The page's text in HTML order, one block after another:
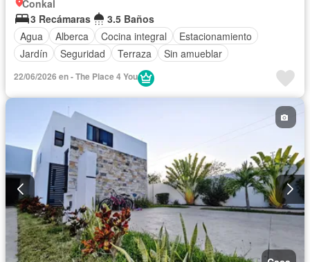
Conkal
3 Recámaras
3.5 Baños
Agua
Alberca Cocina integral
Estacionamiento
Jardín
Seguridad Terraza Sin amueblar
22/06/2026 en - The Place 4 You